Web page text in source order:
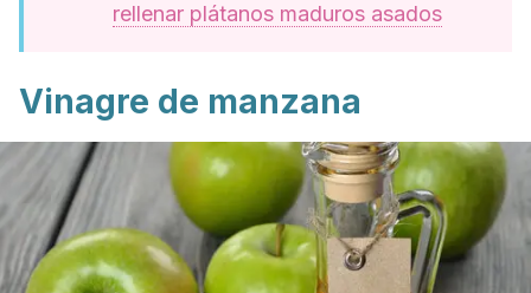
rellenar plátanos maduros asados
Vinagre de manzana